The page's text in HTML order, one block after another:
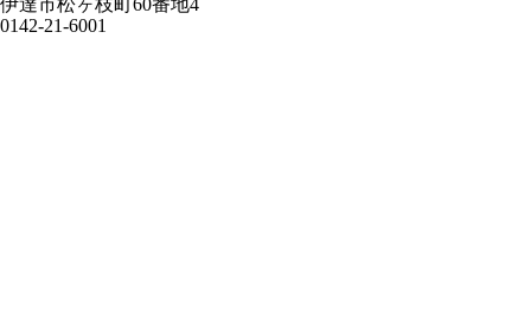
伊達市松ヶ枝町60番地4
0142-21-6001